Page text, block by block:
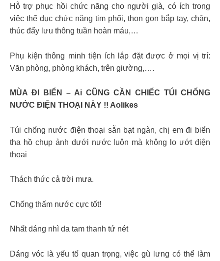
Hỗ trợ phục hồi chức năng cho người già, có ích trong
việc thể dục chức năng tim phổi, thon gọn bắp tay, chân,
thúc đẩy lưu thông tuần hoàn máu,…
Phụ kiện thông minh tiện ích lắp đặt được ở mọi vị trí:
Văn phòng, phòng khách, trên giường,….
MÙA ĐI BIỂN – Ai CŨNG CẦN CHIẾC TÚI CHỐNG
NƯỚC ĐIỆN THOẠI NÀY !! Aolikes
Túi chống nước điện thoại sẵn bạt ngàn, chị em đi biển
tha hồ chụp ảnh dưới nước luôn mà không lo ướt điện
thoại
Thách thức cả trời mưa.
Chống thấm nước cực tốt!
Nhất dáng nhì da tam thanh tứ nét
Dáng vóc là yếu tố quan trọng, việc gù lưng có thể làm